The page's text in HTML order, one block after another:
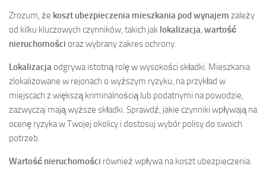
Zrozum, że koszt ubezpieczenia mieszkania pod wynajem zależy
od kilku kluczowych czynników, takich jak lokalizacja, wartość
nieruchomości oraz wybrany zakres ochrony.
Lokalizacjaodgrywa istotną rolę w wysokości składki. Mieszkania
zlokalizowane w rejonach o wyższym ryzyku, na przykład w
miejscach z większą kriminalnością lub podatnymi na powodzie,
zazwyczaj mają wyższe składki. Sprawdź, jakie czynniki wpływają na
ocenę ryzyka w Twojej okolicy i dostosuj wybór polisy do swoich
potrzeb.
Wartość nieruchomości również wpływa na koszt ubezpieczenia.